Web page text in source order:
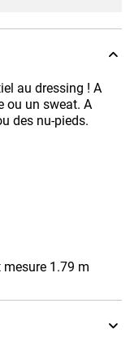
au dressing ! A
ou un sweat. A
des nu-pieds.
1.79 m